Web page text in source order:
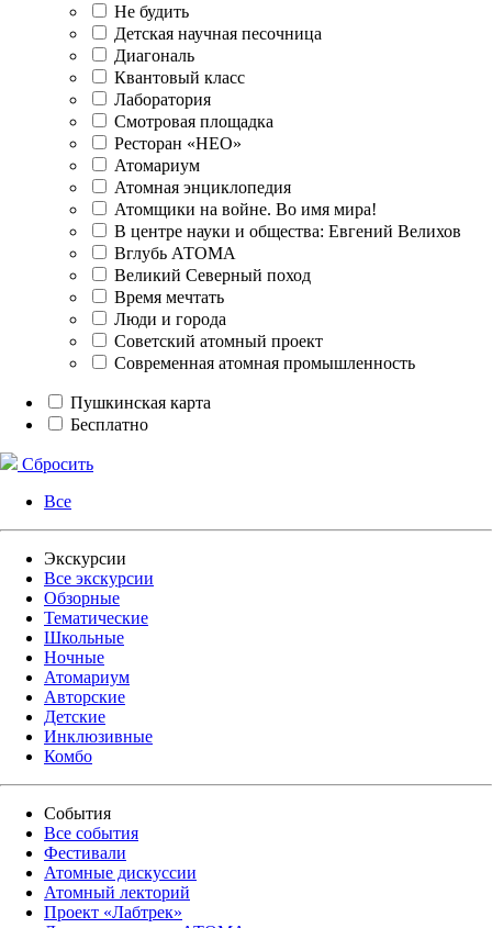
Не будить
Детская научная песочница
Диагональ
Квантовый класс
Лаборатория
Смотровая площадка
Ресторан «НЕО»
Атомариум
Атомная энциклопедия
Атомщики на войне. Во имя мира!
В центре науки и общества: Евгений Велихов
Вглубь АТОМА
Великий Северный поход
Время мечтать
Люди и города
Советский атомный проект
Современная атомная промышленность
Пушкинская карта
Бесплатно
Сбросить
Все
Экскурсии
Все экскурсии
Обзорные
Тематические
Школьные
Ночные
Атомариум
Авторские
Детские
Инклюзивные
Комбо
События
Все события
Фестивали
Атомные дискуссии
Атомный лекторий
Проект «Лабтрек»